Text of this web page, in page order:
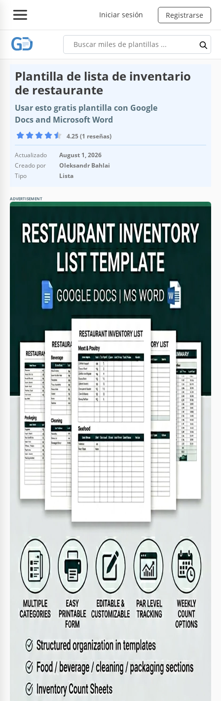
Iniciar sesión Registrarse
Plantilla de lista de inventario
de restaurante
Usar esto gratis plantilla con Google
Docs and Microsoft Word
4.25 (1 reseñas)
Actualizado
August 1, 2026
Creado por
Oleksandr Bahlai
Tipo
Lista
ADVERTISEMENT